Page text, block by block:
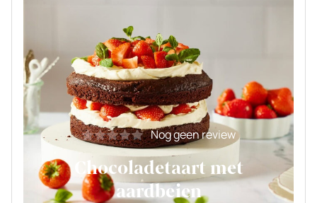
Nog geen review
Chocoladetaart met
aardbeien